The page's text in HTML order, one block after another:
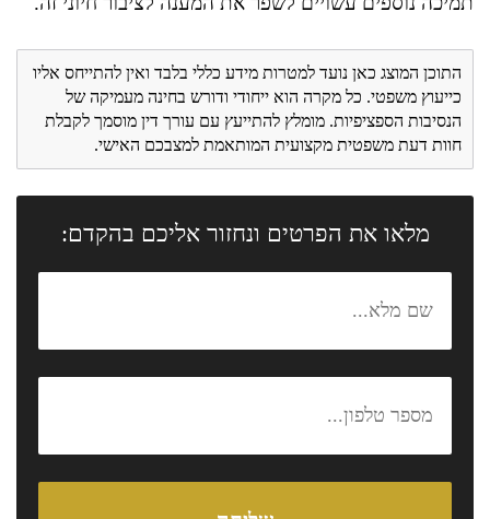
התוכן המוצג כאן נועד למטרות מידע כללי בלבד ואין להתייחס אליו
כייעוץ משפטי. כל מקרה הוא ייחודי ודורש בחינה מעמיקה של
הנסיבות הספציפיות. מומלץ להתייעץ עם עורך דין מוסמך לקבלת
חוות דעת משפטית מקצועית המותאמת למצבכם האישי.
מלאו את הפרטים ונחזור אליכם בהקדם: